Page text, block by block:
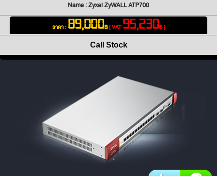
Name : Zyxel ZyWALL ATP700
ราคา : 89,000฿[ VAT95,230฿ ]
Call Stock